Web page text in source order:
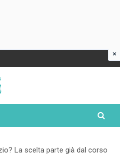
La scelta parte già dal corso
×